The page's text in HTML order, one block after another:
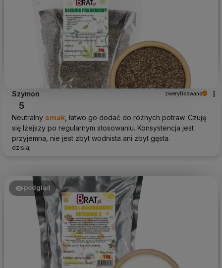
Szymon zweryfikowano
5
Neutralny smak , łatwo go dodać do różnych potraw. Czuję
się lżejszy po regularnym stosowaniu. Konsystencja jest
przyjemna, nie jest zbyt wodnista ani zbyt gęsta.
dzisiaj
podgląd